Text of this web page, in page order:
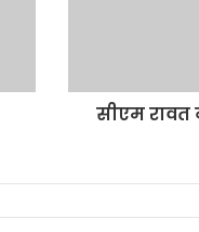
सीएम रावत